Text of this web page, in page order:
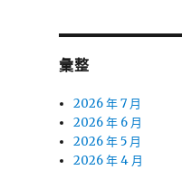
彙整
2026 年 7 月
2026 年 6 月
2026 年 5 月
2026 年 4 月